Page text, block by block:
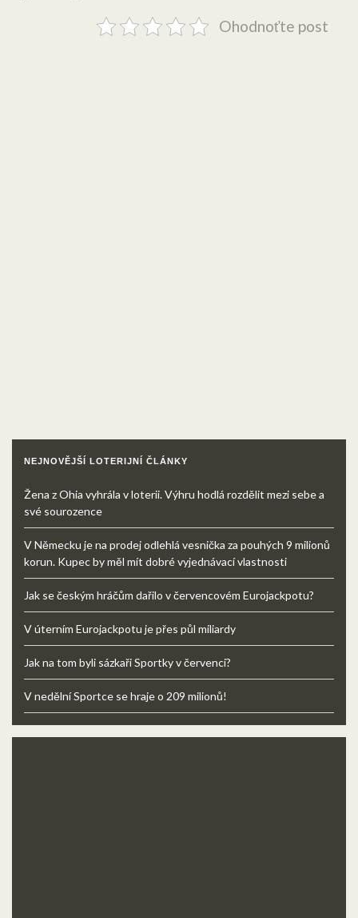
Ohodnoťte post
NEJNOVĚJŠÍ LOTERIJNÍ ČLÁNKY
Žena z Ohia vyhrála v loterii. Výhru hodlá rozdělit mezi sebe a
své sourozence
V Německu je na prodej odlehlá vesnička za pouhých 9 milionů
korun. Kupec by měl mít dobré vyjednávací vlastnosti
Jak se českým hráčům dařilo v červencovém Eurojackpotu?
V úterním Eurojackpotu je přes půl miliardy
Jak na tom byli sázkaři Sportky v červenci?
V nedělní Sportce se hraje o 209 milionů!